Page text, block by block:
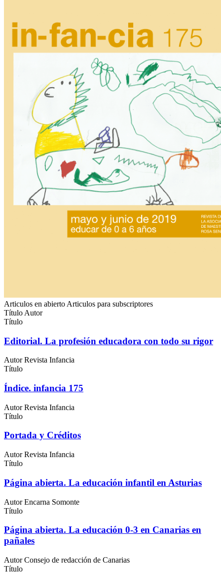
Articulos en abierto Articulos para subscriptores
Título Autor
Título
Editorial. La profesión educadora con todo su rigor
Autor Revista Infancia
Título
Índice. infancia 175
Autor Revista Infancia
Título
Portada y Créditos
Autor Revista Infancia
Título
Página abierta. La educación infantil en Asturias
Autor Encarna Somonte
Título
Página abierta. La educación 0-3 en Canarias en
pañales
Autor Consejo de redacción de Canarias
Título